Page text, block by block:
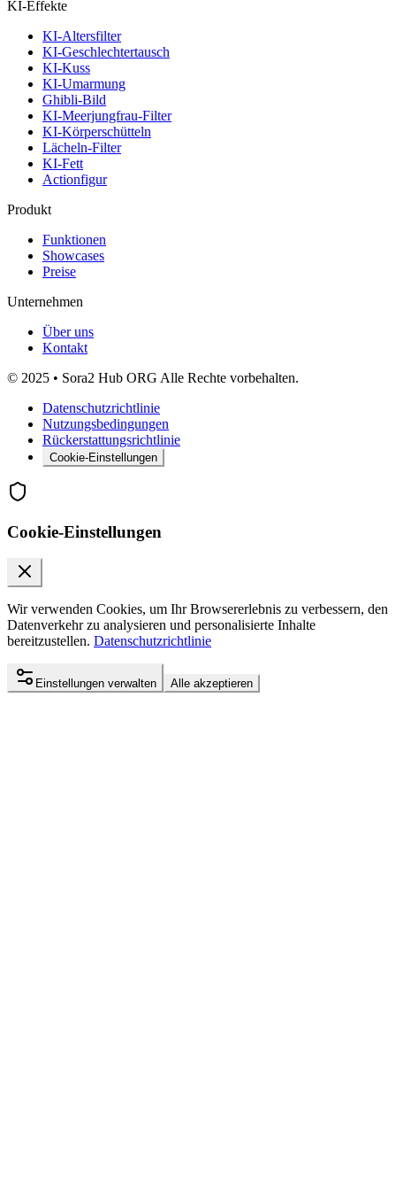
KI-Effekte
KI-Altersfilter
KI-Geschlechtertausch
KI-Kuss
KI-Umarmung
Ghibli-Bild
KI-Meerjungfrau-Filter
KI-Körperschütteln
Lächeln-Filter
KI-Fett
Actionfigur
Produkt
Funktionen
Showcases
Preise
Unternehmen
Über uns
Kontakt
© 2025 • Sora2 Hub ORG Alle Rechte vorbehalten.
Datenschutzrichtlinie
Nutzungsbedingungen
Rückerstattungsrichtlinie
Cookie-Einstellungen
Cookie-Einstellungen
Wir verwenden Cookies, um Ihr Browsererlebnis zu verbessern, den
Datenverkehr zu analysieren und personalisierte Inhalte
bereitzustellen. Datenschutzrichtlinie
Einstellungen verwalten Alle akzeptieren